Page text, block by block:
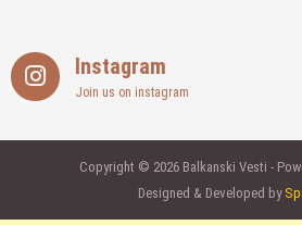
Instagram
Join us on instagram
Copyright © 2026 Balkanski Vesti -
Designed & Developed by